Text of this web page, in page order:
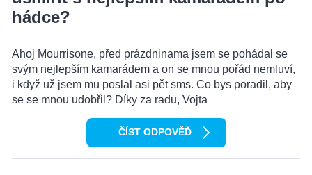
hádce?
Ahoj Mourrisone, před prázdninama jsem se pohádal se
svým nejlepším kamarádem a on se mnou pořád nemluví,
i když už jsem mu poslal asi pět sms. Co bys poradil, aby
se se mnou udobřil? Díky za radu, Vojta
ČÍST ODPOVĚĎ